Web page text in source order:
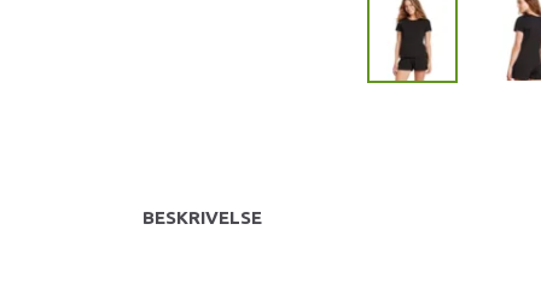
BESKRIVELSE